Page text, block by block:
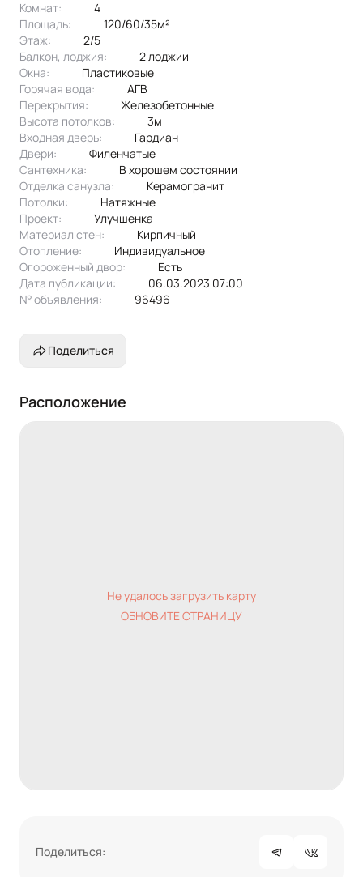
Комнат:
4
Площадь:
120/60/35м²
Этаж:
2/5
Балкон, лоджия:
2 лоджии
Окна:
пластиковые
Горячая вода:
АГВ
Перекрытия:
железобетонные
Высота потолков:
3м
Входная дверь:
Гардиан
Двери:
филенчатые
Сантехника:
в хорошем состоянии
Отделка санузла:
керамогранит
Потолки:
натяжные
Проект:
улучшенка
Материал стен:
Кирпичный
Отопление:
индивидуальное
Огороженный двор:
Есть
Дата публикации:
06.03.2023 07:00
№ объявления:
96496
Поделиться
Расположение
Не удалось загрузить карту
ОБНОВИТЕ СТРАНИЦУ
Поделиться: